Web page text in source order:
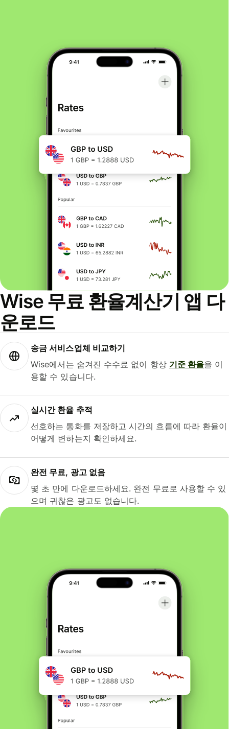
Wise 무료 환율계산기 앱 다
운로드
송금 서비스업체 비교하기
Wise에서는 숨겨진 수수료 없이 항상 기준 환율을 이
용할 수 있습니다.
실시간 환율 추적
선호하는 통화를 저장하고 시간의 흐름에 따라 환율이
어떻게 변하는지 확인하세요.
완전 무료, 광고 없음
몇 초 만에 다운로드하세요. 완전 무료로 사용할 수 있
으며 귀찮은 광고도 없습니다.